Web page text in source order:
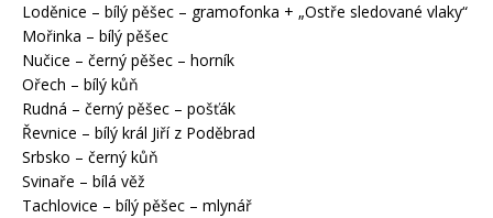
Loděnice – bílý pěšec – gramofonka + „Ostře sledované vlaky“
Mořinka – bílý pěšec
Nučice – černý pěšec – horník
Ořech – bílý kůň
Rudná – černý pěšec – pošťák
Řevnice – bílý král Jiří z Poděbrad
Srbsko – černý kůň
Svinaře – bílá věž
Tachlovice – bílý pěšec – mlynář